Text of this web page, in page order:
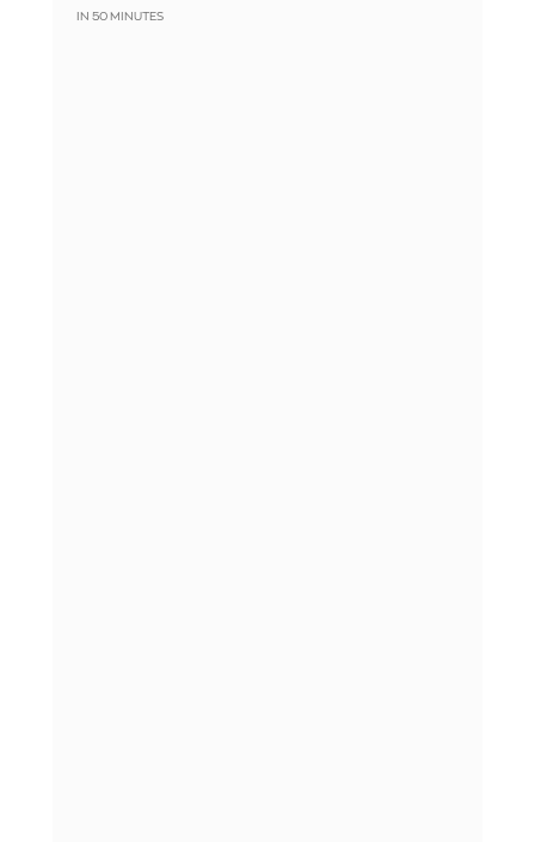
IN 50 MINUTES